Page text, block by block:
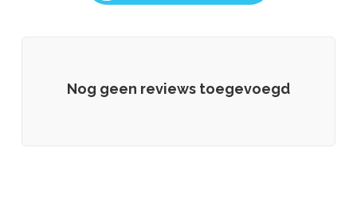
Nog geen reviews toegevoegd